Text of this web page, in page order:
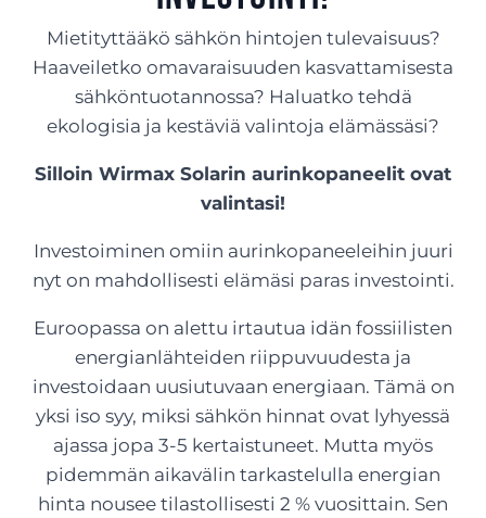
Mietityttääkö sähkön hintojen tulevaisuus?
Haaveiletko omavaraisuuden kasvattamisesta
sähköntuotannossa? Haluatko tehdä
ekologisia ja kestäviä valintoja elämässäsi?
Silloin Wirmax Solarin aurinkopaneelit ovat
valintasi!
Investoiminen omiin aurinkopaneeleihin juuri
nyt on mahdollisesti elämäsi paras investointi.
Euroopassa on alettu irtautua idän fossiilisten
energianlähteiden riippuvuudesta ja
investoidaan uusiutuvaan energiaan. Tämä on
yksi iso syy, miksi sähkön hinnat ovat lyhyessä
ajassa jopa 3-5 kertaistuneet. Mutta myös
pidemmän aikavälin tarkastelulla energian
hinta nousee tilastollisesti 2 % vuosittain. Sen